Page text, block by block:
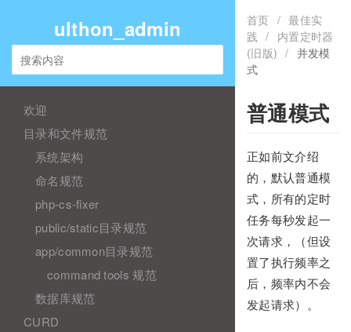
ulthon_admin
欢迎
目录和文件规范
系统架构
命名规范
php-cs-fixer
public/static目录规范
app/common目录规范
command tools 规范
数据库规范
CURD
首页 / 最佳实
践 / 内置定时器
(旧版) / 并发模
式
普通模式
正如前文介绍
的，默认普通模
式，所有的定时
任务每秒发起一
次请求，（但设
置了执行频率之
后，频率内不会
发起请求）。